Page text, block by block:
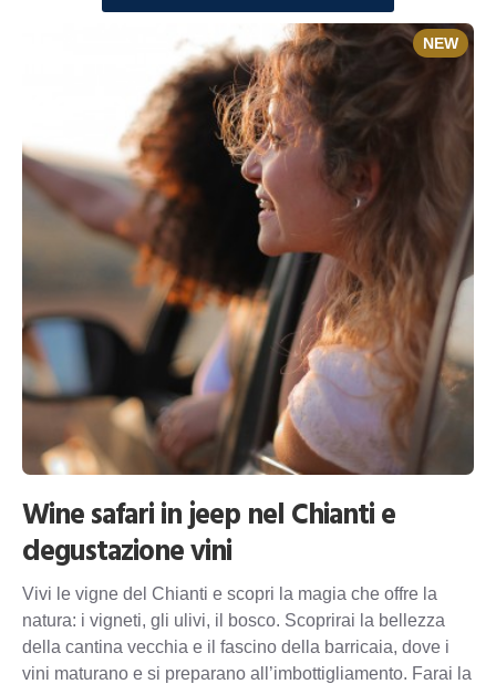
NEW
Wine safari in jeep nel Chianti e
degustazione vini
Vivi le vigne del Chianti e scopri la magia che offre la
natura: i vigneti, gli ulivi, il bosco. Scoprirai la bellezza
della cantina vecchia e il fascino della barricaia, dove i
vini maturano e si preparano all’imbottigliamento. Farai la